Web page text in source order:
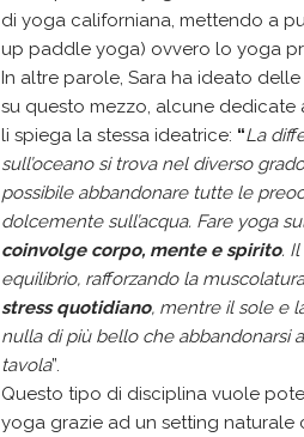
di yoga californiana, mettendo a
up paddle yoga) ovvero lo yoga
In altre parole, Sara ha ideato
su questo mezzo, alcune
li spiega la stessa ideatrice: “La
sull’oceano si trova nel diverso
possibile abbandonare tutte le
dolcemente sull’acqua. Fare yoga
coinvolge corpo, mente e spirito.
equilibrio, rafforzando la
stress quotidiano, mentre il sole e
nulla di più bello che abbandonarsi
tavola”.
Questo tipo di disciplina vuole
yoga grazie ad un setting naturale